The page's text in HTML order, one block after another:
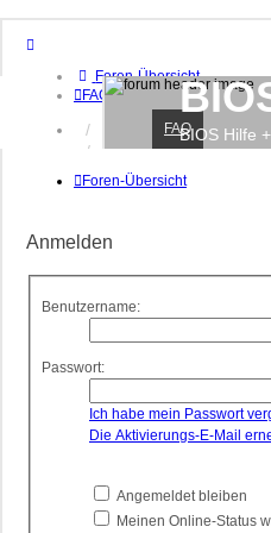
Foren-Übersicht
FAQ
Anmelden
Registrieren
BIOS Hilfe
FAQ
Foren-Übersicht
Anmelden
Benutzername:
Passwort:
Ich habe mein Passwort
Die Aktivierungs-E-Mail
Angemeldet bleiben
Meinen Online-Status